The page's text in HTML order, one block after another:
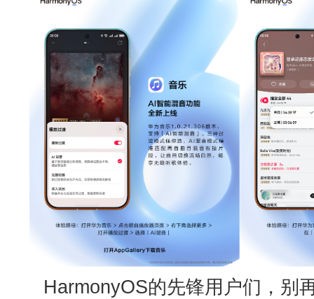
HarmonyOS的先锋用户们，别